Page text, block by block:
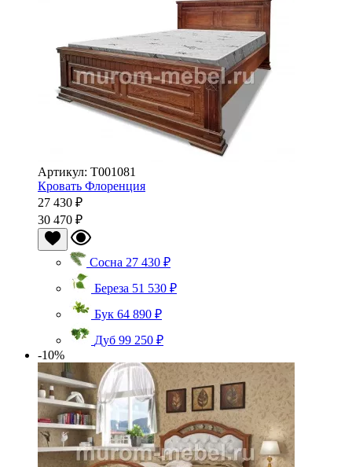
Артикул: Т001081
Кровать Флоренция
27 430 ₽
30 470 ₽
Сосна 27 430 ₽
Береза 51 530 ₽
Бук 64 890 ₽
Дуб 99 250 ₽
-10%